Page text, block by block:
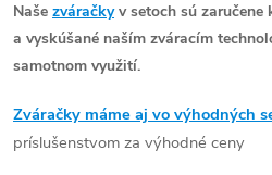
Naše zváračkyv setoch sú zaručene
a vyskúšané naším zváracím
samotnom využití.
Zváračky máme aj vo výhodných
príslušenstvom za výhodné ceny